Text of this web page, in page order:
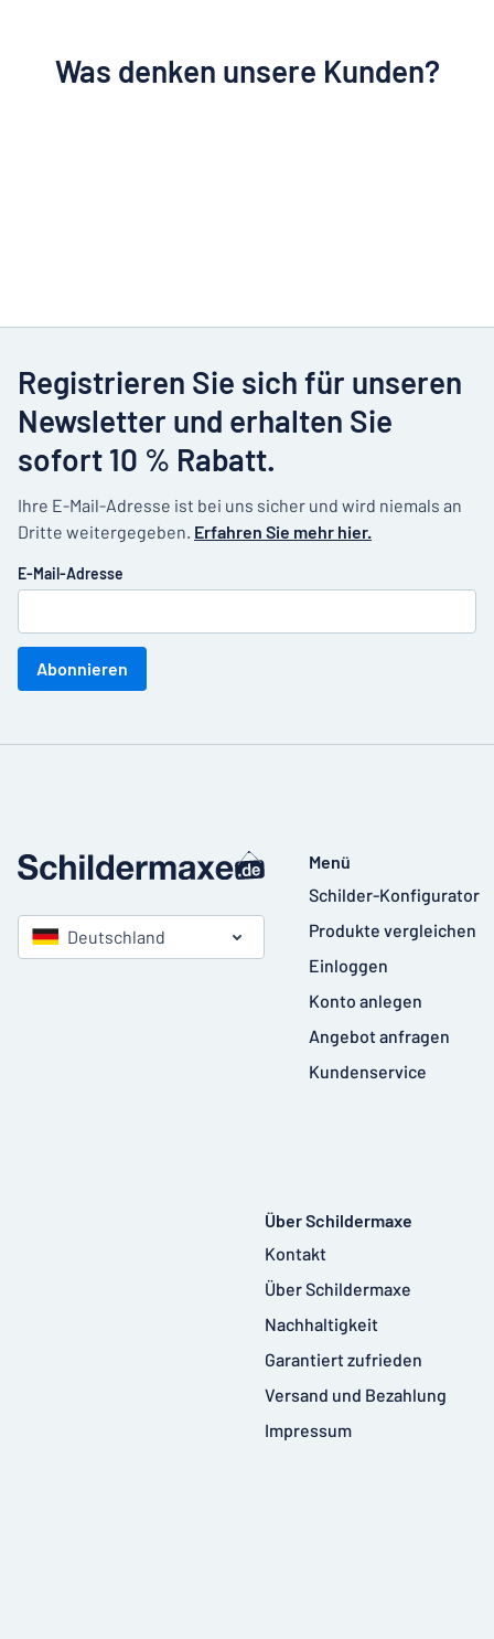
Was denken unsere Kunden?
Registrieren Sie sich für unseren
Newsletter und erhalten Sie
sofort 10 % Rabatt.
Ihre E-Mail-Adresse ist bei uns sicher und wird niemals an
Dritte weitergegeben. Erfahren Sie mehr hier.
E-Mail-Adresse
Abonnieren
Deutschland
Menü
Schilder-Konfigurator
Produkte vergleichen
Einloggen
Konto anlegen
Angebot anfragen
Kundenservice
Über Schildermaxe
Kontakt
Über Schildermaxe
Nachhaltigkeit
Garantiert zufrieden
Versand und Bezahlung
Impressum